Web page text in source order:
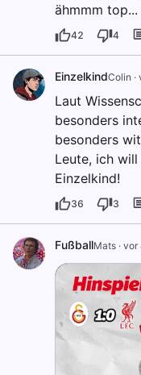
ähmmm
42 4
EinzelkindColin ·
Laut
besonders
besonders
Leute, ich
Einzelkind!
36 3
FußballMats · vor